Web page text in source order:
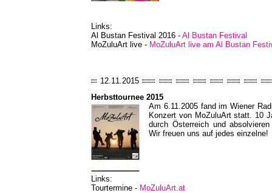
Links:
Al Bustan Festival 2016 - Al Bustan Festival
MoZuluArt live - MoZuluArt live am Al Bustan
12.11.2015
Herbsttournee 2015
Am 6.11.2005 fand im Wiener
Konzert von MoZuluArt statt. 10
durch Österreich und
Wir freuen uns auf jedes einzelne!
Links:
Tourtermine - MoZuluArt.at